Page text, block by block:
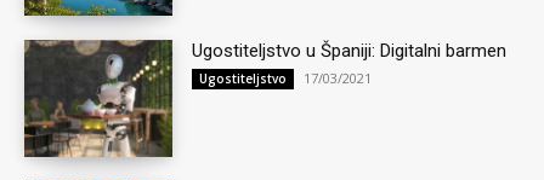
Ugostiteljstvo u Španiji: Digitalni barmen
Ugostiteljstvo 17/03/2021